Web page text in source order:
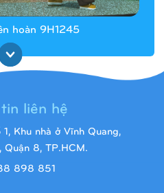
hoàn 9H1245
liên hệ
Khu nhà ở Vĩnh Quang,
Quận 8, TP.HCM.
898 851